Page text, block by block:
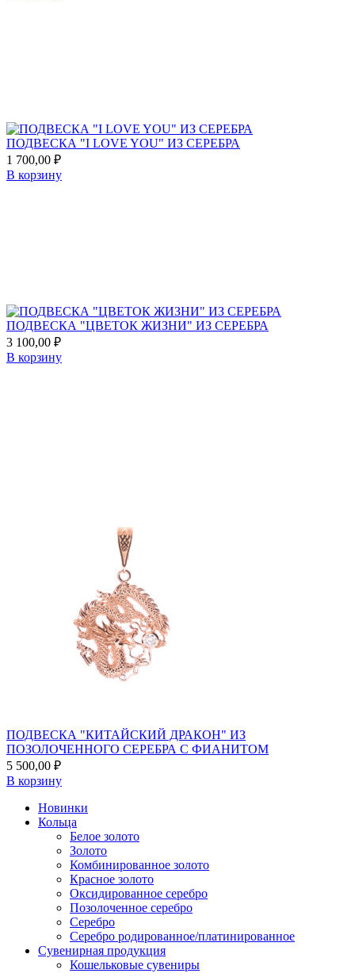
ПОДВЕСКА "I LOVE YOU" ИЗ СЕРЕБРА
1 700,00 ₽
В корзину
ПОДВЕСКА "ЦВЕТОК ЖИЗНИ" ИЗ СЕРЕБРА
3 100,00 ₽
В корзину
ПОДВЕСКА "КИТАЙСКИЙ ДРАКОН" ИЗ
ПОЗОЛОЧЕННОГО СЕРЕБРА С ФИАНИТОМ
5 500,00 ₽
В корзину
Новинки
Кольца
Белое золото
Золото
Комбинированное золото
Красное золото
Оксидированное серебро
Позолоченное серебро
Серебро
Серебро родированное/платинированное
Сувенирная продукция
Кошельковые сувениры